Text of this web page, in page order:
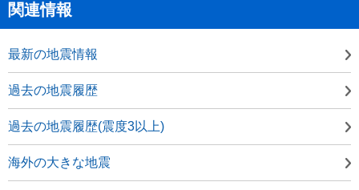
関連情報
最新の地震情報
過去の地震履歴
過去の地震履歴(震度3以上)
海外の大きな地震